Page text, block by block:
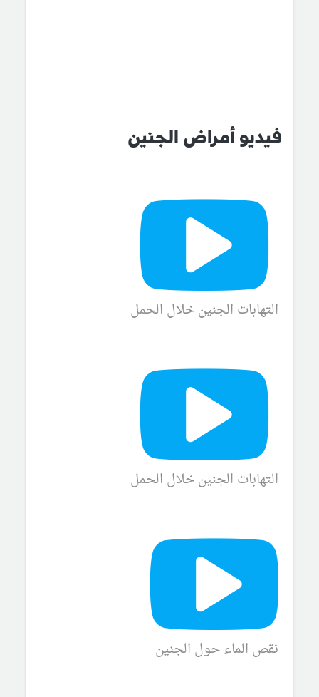
فيديو أمراض الجنين
التهابات الجنين خلال الحمل
التهابات الجنين خلال الحمل
نقص الماء حول الجنين